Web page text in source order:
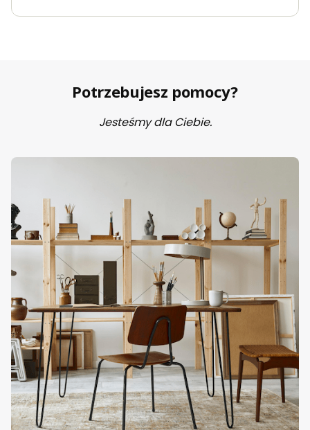
Potrzebujesz pomocy?
Jesteśmy dla Ciebie.